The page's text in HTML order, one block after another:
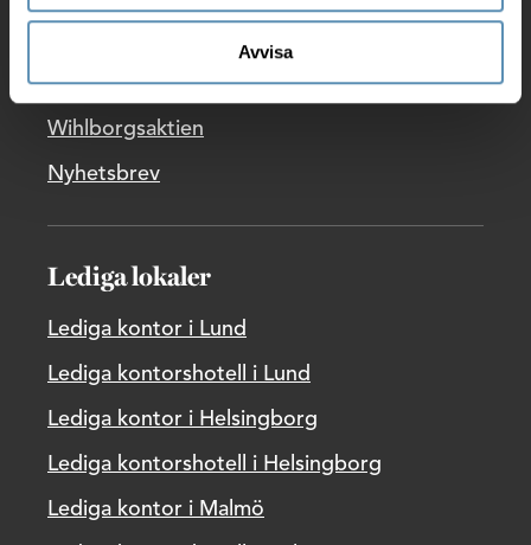
Avvisa
Rapporter
Wihlborgsaktien
Nyhetsbrev
Lediga lokaler
Lediga kontor i Lund
Lediga kontorshotell i Lund
Lediga kontor i Helsingborg
Lediga kontorshotell i Helsingborg
Lediga kontor i Malmö